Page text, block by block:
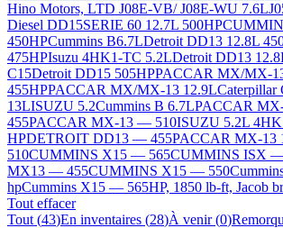
Hino Motors, LTD J08E-VB/ J08E-WU 7.6L
Diesel DD15SERIE 60 12.7L 500HP
450HPCummins B6.7LDetroit DD13 12.8L
475HPIsuzu 4HK1-TC 5.2LDetroit DD13
C15Detroit DD15 505HPPACCAR MX/MX-
455HPPACCAR MX/MX-13 12.9LCaterpillar
13LISUZU 5.2Cummins B 6.7LPACCAR
455PACCAR MX-13 — 510ISUZU 5.2L
HPDETROIT DD13 — 455PACCAR MX-13
510CUMMINS X15 — 565CUMMINS ISX
MX13 — 455CUMMINS X15 — 550
hpCummins X15 — 565HP, 1850 lb-ft, Jacob
Tout effacer
Tout (43)En inventaires (28)À venir (0)